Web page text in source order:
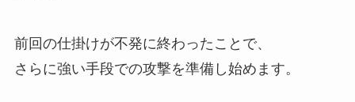
前回の仕掛けが不発に終わったことで、
さらに強い手段での攻撃を準備し始めます。